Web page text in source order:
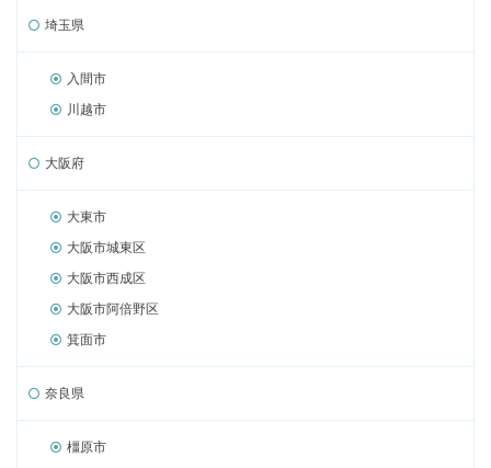
埼玉県
入間市
川越市
大阪府
大東市
大阪市城東区
大阪市西成区
大阪市阿倍野区
箕面市
奈良県
橿原市